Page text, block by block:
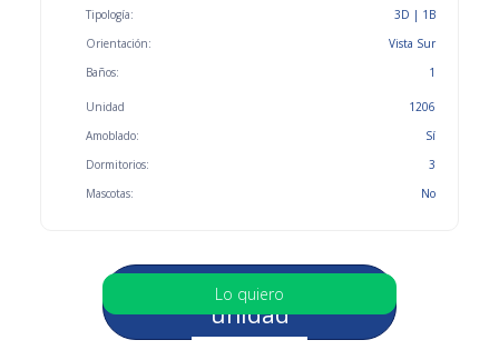
Tipología:
Orientación:
Baños:
3D | 1B
Vista Sur
1
Unidad
Amoblado:
Dormitorios:
Mascotas:
1206
Sí
3
No
Selecciona otra
unidad
Lo quiero